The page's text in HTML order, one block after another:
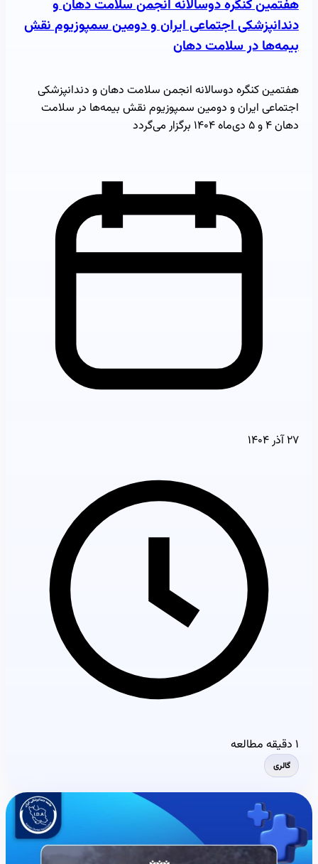
هفتمین کنگره دوسالانه انجمن سلامت دهان و
دندانپزشکی اجتماعی ایران و دومین سمپوزیوم نقش
بیمه‌ها در سلامت دهان
هفتمین کنگره دوسالانه انجمن سلامت دهان و دندانپزشکی
اجتماعی ایران و دومین سمپوزیوم نقش بیمه‌ها در سلامت
دهان ۴ و ۵ دی‌ماه ۱۴۰۴ برگزار می‌گردد
۲۷ آذر ۱۴۰۴
۱ دقیقه مطالعه
گالری